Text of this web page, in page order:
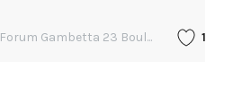
Forum Gambetta 23 Boul... 1